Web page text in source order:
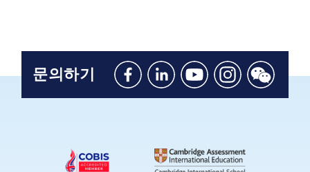
문의하기
Like
Facebook
Connect
on
Linkedin
Watch
on
Youtube
Follow
Instagram
Connect